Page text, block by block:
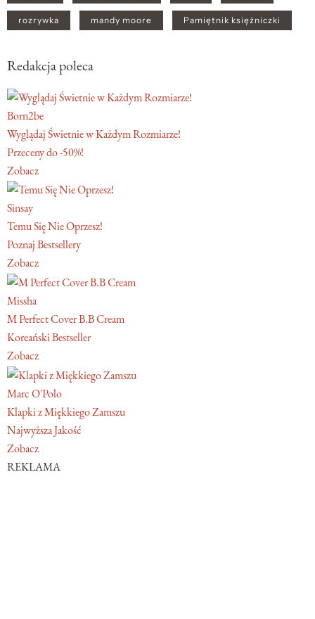
rozrywka mandy moore Pamiętnik księżniczki
Redakcja poleca
Born2be
Wyglądaj Świetnie w Każdym Rozmiarze!
Przeceny do -50%!
Zobacz
Sinsay
Temu Się Nie Oprzesz!
Poznaj Bestsellery
Zobacz
Missha
M Perfect Cover B.B Cream
Koreański Bestseller
Zobacz
Marc O'Polo
Klapki z Miękkiego Zamszu
Najwyższa Jakość
Zobacz
REKLAMA